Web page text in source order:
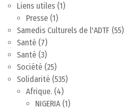
Liens utiles (1)
Presse (1)
Samedis Culturels de l'ADTF (55)
Santé (7)
Santé (3)
Société (25)
Solidarité (535)
Afrique. (4)
NIGERIA(1)